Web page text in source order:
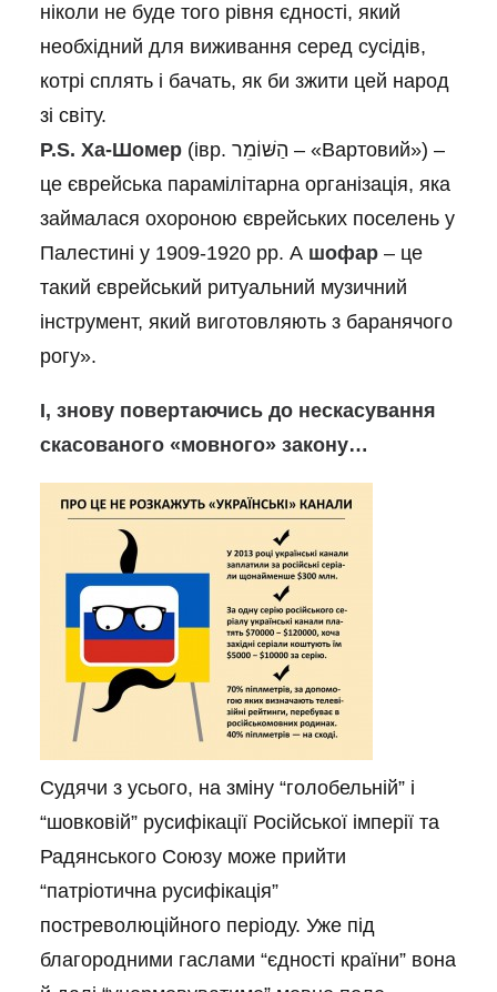
ніколи не буде того рівня єдності, який
необхідний для виживання серед сусідів,
котрі сплять і бачать, як би зжити цей народ
зі світу.
P.S. Ха-Шомер (івр. הַשּׁוֹמֵר – «Вартовий») –
це єврейська парамілітарна організація, яка
займалася охороною єврейських поселень у
Палестині у 1909-1920 рр. А шофар – це
такий єврейський ритуальний музичний
інструмент, який виготовляють з баранячого
рогу».
І, знову повертаючись до нескасування
скасованого «мовного» закону…
Судячи з усього, на зміну “голобельній” і
“шовковій” русифікації Російської імперії та
Радянського Союзу може прийти
“патріотична русифікація”
постреволюційного періоду. Уже під
благородними гаслами “єдності країни” вона